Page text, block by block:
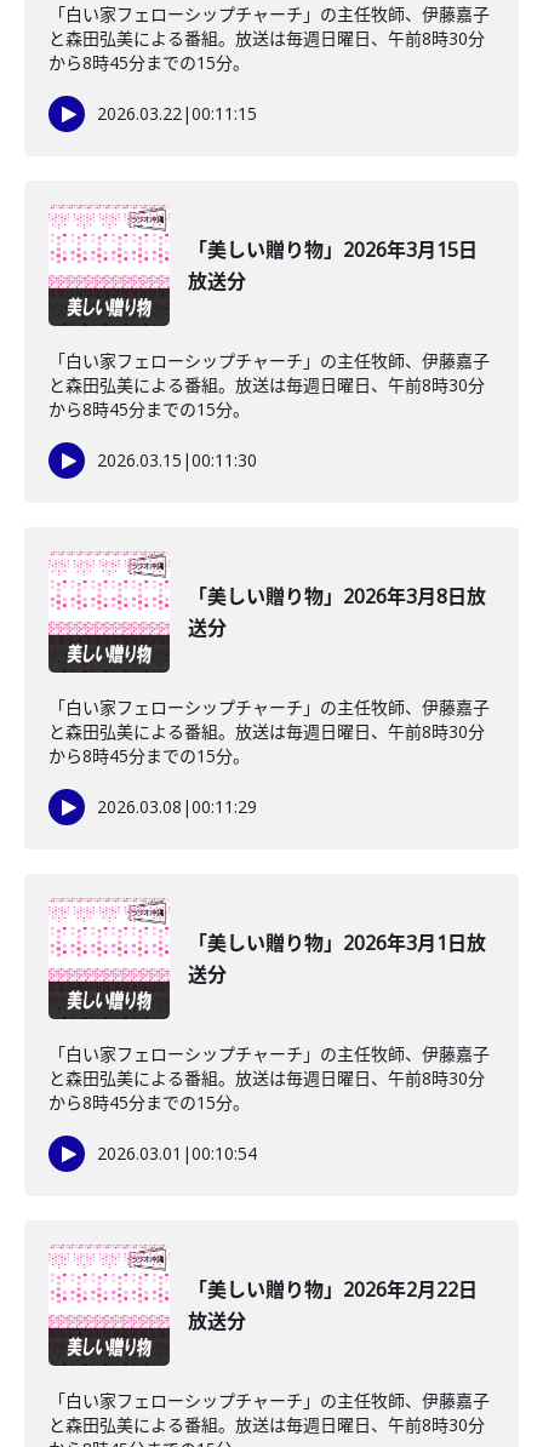
「白い家フェローシップチャーチ」の主任牧師、伊藤嘉子
と森田弘美による番組。放送は毎週日曜日、午前8時30分
から8時45分までの15分。
2026.03.22|00:11:15
「美しい贈り物」2026年3月15日
放送分
「白い家フェローシップチャーチ」の主任牧師、伊藤嘉子
と森田弘美による番組。放送は毎週日曜日、午前8時30分
から8時45分までの15分。
2026.03.15 |00:11:30
「美しい贈り物」2026年3月8日放
送分
「白い家フェローシップチャーチ」の主任牧師、伊藤嘉子
と森田弘美による番組。放送は毎週日曜日、午前8時30分
から8時45分までの15分。
2026.03.08 |00:11:29
「美しい贈り物」2026年3月1日放
送分
「白い家フェローシップチャーチ」の主任牧師、伊藤嘉子
と森田弘美による番組。放送は毎週日曜日、午前8時30分
から8時45分までの15分。
2026.03.01 |00:10:54
「美しい贈り物」2026年2月22日
放送分
「白い家フェローシップチャーチ」の主任牧師、伊藤嘉子
と森田弘美による番組。放送は毎週日曜日、午前8時30分